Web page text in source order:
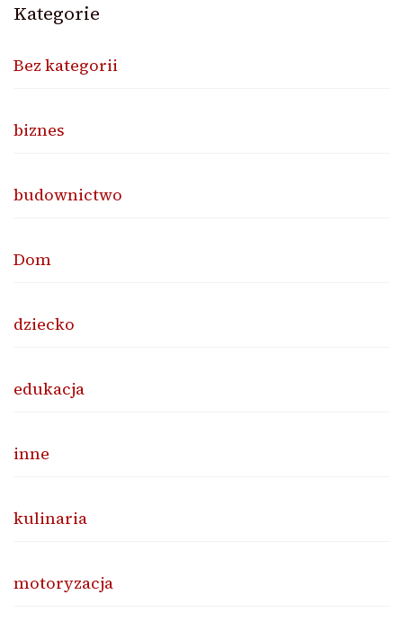
Kategorie
Bez kategorii
biznes
budownictwo
Dom
dziecko
edukacja
inne
kulinaria
motoryzacja